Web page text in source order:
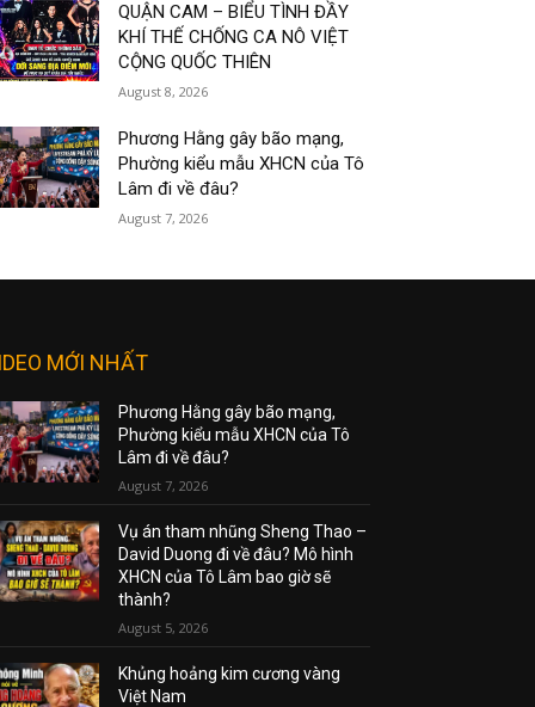
QUẬN CAM – BIỂU TÌNH ĐẦY
KHÍ THẾ CHỐNG CA NÔ VIỆT
CỘNG QUỐC THIÊN
August 8, 2026
Phương Hằng gây bão mạng,
Phường kiểu mẫu XHCN của Tô
Lâm đi về đâu?
August 7, 2026
MỚI NHẤT
Phương Hằng gây bão mạng,
Phường kiểu mẫu XHCN của Tô
Lâm đi về đâu?
August 7, 2026
Vụ án tham nhũng Sheng Thao –
David Duong đi về đâu? Mô hình
XHCN của Tô Lâm bao giờ sẽ
thành?
August 5, 2026
Khủng hoảng kim cương vàng
Việt Nam